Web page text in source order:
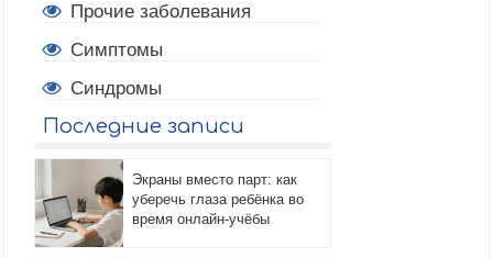
Прочие заболевания
Симптомы
Синдромы
Последние записи
Экраны вместо парт: как
уберечь глаза ребёнка во
время онлайн-учёбы